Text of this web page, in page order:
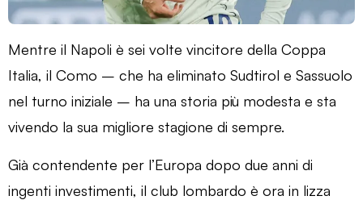
Mentre il Napoli è sei volte vincitore della Coppa
Italia, il Como – che ha eliminato Sudtirol e Sassuolo
nel turno iniziale – ha una storia più modesta e sta
vivendo la sua migliore stagione di sempre.
Già contendente per l’Europa dopo due anni di
ingenti investimenti, il club lombardo è ora in lizza